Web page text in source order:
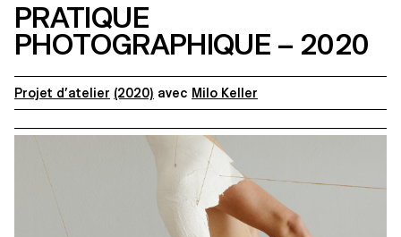
PRATIQUE
PHOTOGRAPHIQUE – 2020
Projet d’atelier (2020) avec Milo Keller